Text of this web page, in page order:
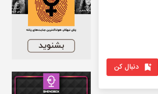
دنبال کن